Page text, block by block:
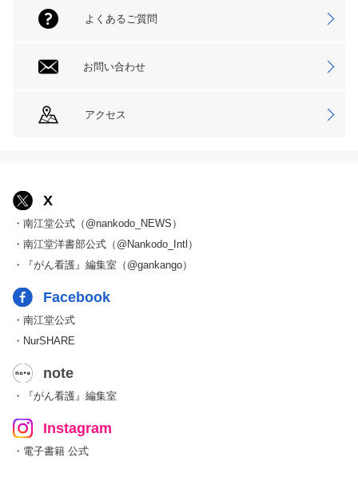
よくあるご質問
お問い合わせ
アクセス
X
・南江堂公式（@nankodo_NEWS）
・南江堂洋書部公式（@Nankodo_Intl）
・『がん看護』編集室（@gankango）
Facebook
・南江堂公式
・NurSHARE
note
・『がん看護』編集室
Instagram
・電子書籍 公式